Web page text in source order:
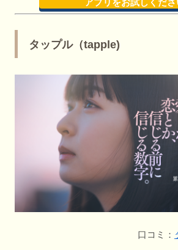
アプリをお試しくださ
タップル（tapple)
口コミ：